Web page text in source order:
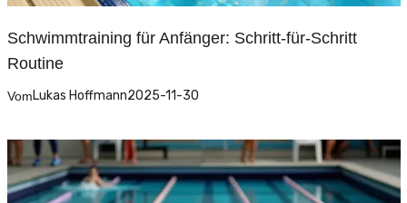
Schwimmtraining für Anfänger: Schritt-für-Schritt
Routine
VomLukas Hoffmann2025-11-30